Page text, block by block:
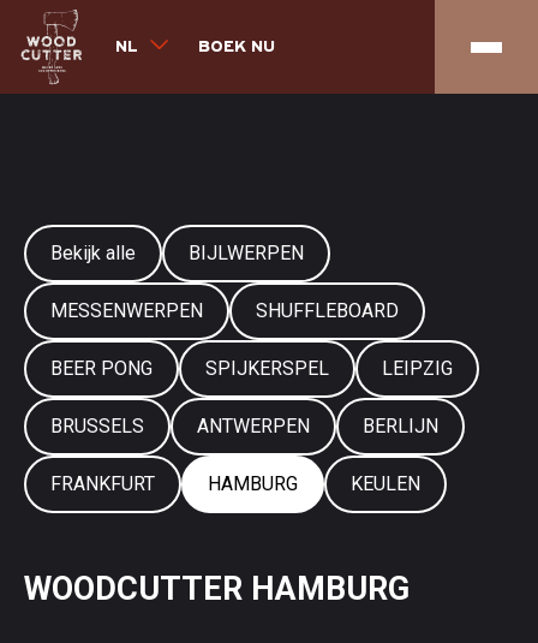
BOEK NU
NL
Bekijk alle BIJLWERPEN
MESSENWERPEN SHUFFLEBOARD
BEER PONG SPIJKERSPEL LEIPZIG
BRUSSELS ANTWERPEN BERLIJN
FRANKFURT HAMBURG KEULEN
WOODCUTTER HAMBURG